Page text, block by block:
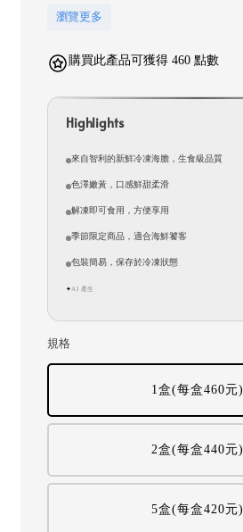
瀏覽更多
購買此產品可獲得 460 點數
Highlights
來自智利的新鮮冷凍海膽，生食級品質
色澤嫩黃，口感鮮甜柔滑
解凍即可食用，方便享用
季節限定商品，適合海鮮饕客
包裝簡易，保存於冷凍狀態
✦AI 產生
規格
1盒(每盒460元)
2盒(每盒440元)
5盒(每盒420元)